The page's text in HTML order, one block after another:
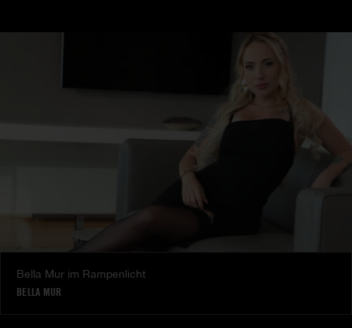
Bella Mur im Rampenlicht
BELLA MUR